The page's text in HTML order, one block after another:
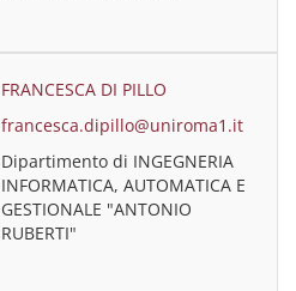
FRANCESCA DI PILLO
francesca.dipillo@uniroma1.it
Dipartimento di INGEGNERIA
INFORMATICA, AUTOMATICA E
GESTIONALE "ANTONIO
RUBERTI"